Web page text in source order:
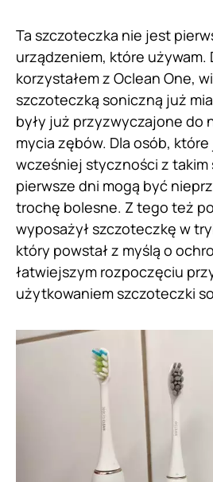
Ta szczoteczka nie jest
urządzeniem, które używam.
korzystałem z Oclean One,
szczoteczką soniczną już
były już przyzwyczajone do
mycia zębów. Dla osób, które
wcześniej styczności z takim
pierwsze dni mogą być
trochę bolesne. Z tego też
wyposażył szczoteczkę w
który powstał z myślą o
łatwiejszym rozpoczęciu
użytkowaniem szczoteczki